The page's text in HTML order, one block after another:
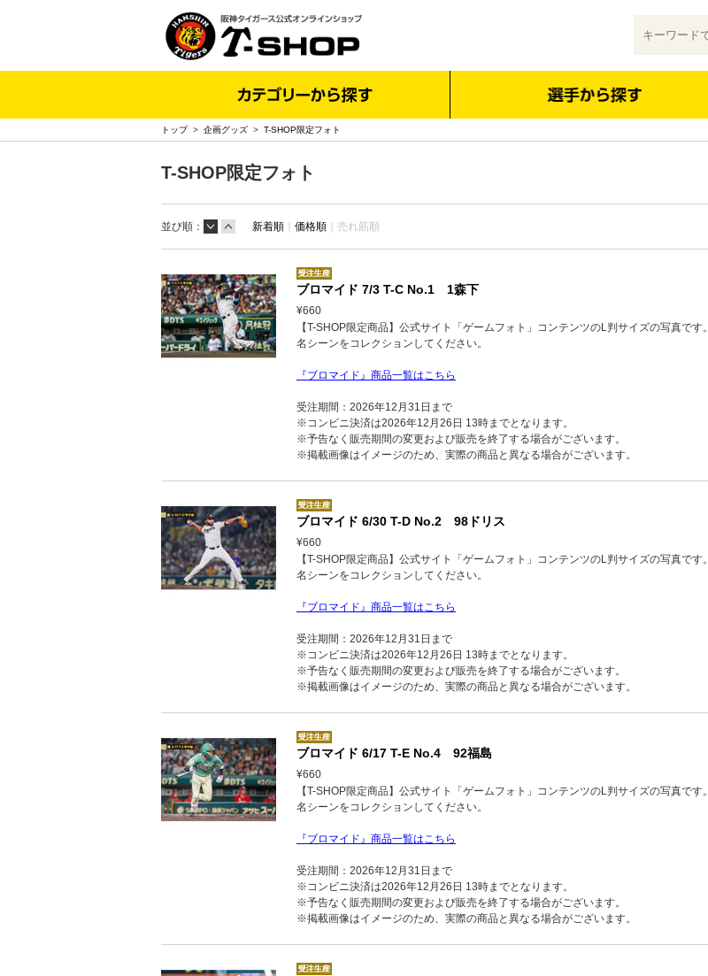
トップ> 企画グッズ > T-SHOP限定フォト
T-SHOP限定フォト
並び順： 新着順 ｜ 価格順 ｜ 売れ筋順
ブロマイド 7/3 T-C No.1 1森下
¥660
【T-SHOP限定商品】公式サイト「ゲームフォト」コンテンツのL判サイズの写真です。
名シーンをコレクションしてください。
『ブロマイド』商品一覧はこちら
受注期間：2026年12月31日まで
※コンビニ決済は2026年12月26日 13時までとなります。
※予告なく販売期間の変更および販売を終了する場合がございます。
※掲載画像はイメージのため、実際の商品と異なる場合がございます。
ブロマイド 6/30 T-D No.2 98ドリス
¥660
【T-SHOP限定商品】公式サイト「ゲームフォト」コンテンツのL判サイズの写真です。
名シーンをコレクションしてください。
『ブロマイド』商品一覧はこちら
受注期間：2026年12月31日まで
※コンビニ決済は2026年12月26日 13時までとなります。
※予告なく販売期間の変更および販売を終了する場合がございます。
※掲載画像はイメージのため、実際の商品と異なる場合がございます。
ブロマイド 6/17 T-E No.4 92福島
¥660
【T-SHOP限定商品】公式サイト「ゲームフォト」コンテンツのL判サイズの写真です。
名シーンをコレクションしてください。
『ブロマイド』商品一覧はこちら
受注期間：2026年12月31日まで
※コンビニ決済は2026年12月26日 13時までとなります。
※予告なく販売期間の変更および販売を終了する場合がございます。
※掲載画像はイメージのため、実際の商品と異なる場合がございます。